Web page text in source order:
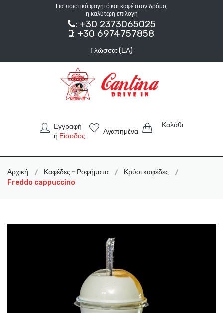
Για ποιοτικό φαγητό και καφέ στον δρόμο,
η καλύτερη επιλογή
: +30 2373065025
: +30 6974757858
Γλώσσα: (ΕΛ)
Εγγραφή
ή Είσοδος
Αγαπημένα
Καλάθι
Αρχική Καφέδες - Ροφήματα
Κρύοι καφέδες
Freddo cappuccino